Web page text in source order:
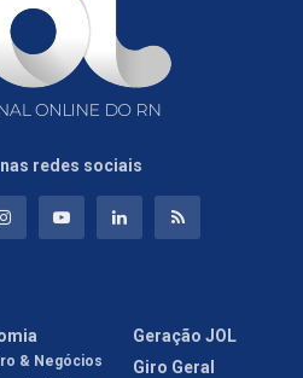
redes sociais
& Negócios
Geração JOL
Giro Geral